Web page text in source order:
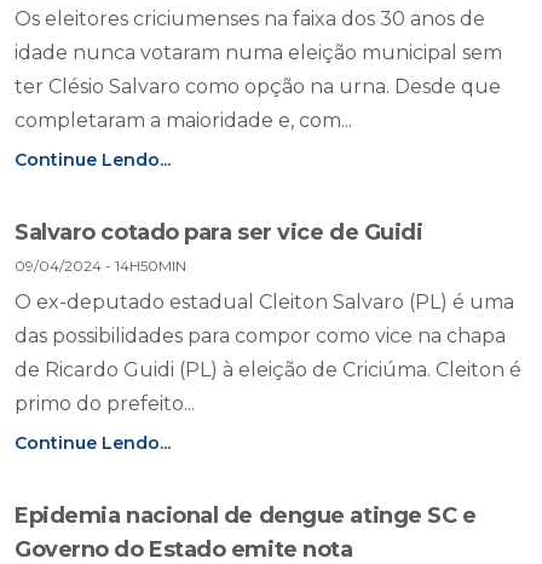
Os eleitores criciumenses na faixa dos 30 anos de
idade nunca votaram numa eleição municipal sem
ter Clésio Salvaro como opção na urna. Desde que
completaram a maioridade e, com...
Continue Lendo...
Salvaro cotado para ser vice de Guidi
09/04/2024 - 14H50MIN
O ex-deputado estadual Cleiton Salvaro (PL) é uma
das possibilidades para compor como vice na chapa
de Ricardo Guidi (PL) à eleição de Criciúma. Cleiton é
primo do prefeito...
Continue Lendo...
Epidemia nacional de dengue atinge SC e
Governo do Estado emite nota